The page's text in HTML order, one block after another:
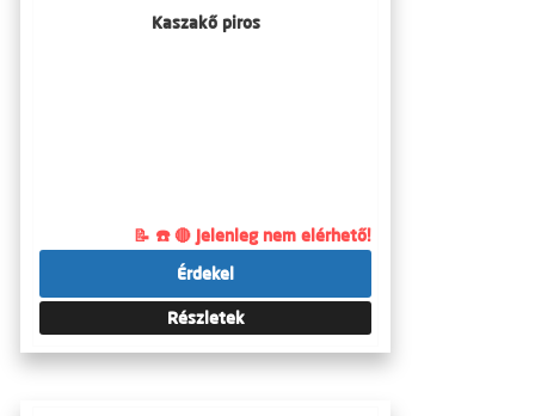
Kaszakő piros
📝 ☎️ 🔴 Jelenleg nem elérhető!
Érdekel
Részletek